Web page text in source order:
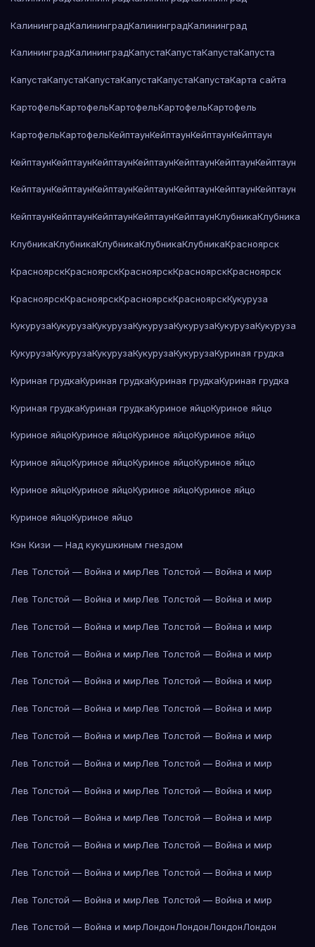
КалининградКалининградКалининградКалининград
КалининградКалининградКапустаКапустаКапустаКапуста
КапустаКапустаКапустаКапустаКапустаКапустаКарта сайта
КартофельКартофельКартофельКартофельКартофель
КартофельКартофельКейптаунКейптаунКейптаунКейптаун
КейптаунКейптаунКейптаунКейптаунКейптаунКейптаунКейптаун
КейптаунКейптаунКейптаунКейптаунКейптаунКейптаунКейптаун
КейптаунКейптаунКейптаунКейптаунКейптаунКлубникаКлубника
КлубникаКлубникаКлубникаКлубникаКлубникаКрасноярск
КрасноярскКрасноярскКрасноярскКрасноярскКрасноярск
КрасноярскКрасноярскКрасноярскКрасноярскКукуруза
КукурузаКукурузаКукурузаКукурузаКукурузаКукурузаКукуруза
КукурузаКукурузаКукурузаКукурузаКукурузаКуриная грудка
Куриная грудкаКуриная грудкаКуриная грудкаКуриная грудка
Куриная грудкаКуриная грудкаКуриное яйцоКуриное яйцо
Куриное яйцоКуриное яйцоКуриное яйцоКуриное яйцо
Куриное яйцоКуриное яйцоКуриное яйцоКуриное яйцо
Куриное яйцоКуриное яйцоКуриное яйцоКуриное яйцо
Куриное яйцоКуриное яйцо
Кэн Кизи — Над кукушкиным гнездом
Лев Толстой — Война и мирЛев Толстой — Война и мир
Лев Толстой — Война и мирЛев Толстой — Война и мир
Лев Толстой — Война и мирЛев Толстой — Война и мир
Лев Толстой — Война и мирЛев Толстой — Война и мир
Лев Толстой — Война и мирЛев Толстой — Война и мир
Лев Толстой — Война и мирЛев Толстой — Война и мир
Лев Толстой — Война и мирЛев Толстой — Война и мир
Лев Толстой — Война и мирЛев Толстой — Война и мир
Лев Толстой — Война и мирЛев Толстой — Война и мир
Лев Толстой — Война и мирЛев Толстой — Война и мир
Лев Толстой — Война и мирЛев Толстой — Война и мир
Лев Толстой — Война и мирЛев Толстой — Война и мир
Лев Толстой — Война и мирЛев Толстой — Война и мир
Лев Толстой — Война и мирЛондонЛондонЛондонЛондон